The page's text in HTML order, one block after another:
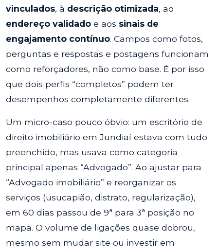
vinculados, à descrição otimizada, ao
endereço validado e aos sinais de
engajamento contínuo. Campos como fotos,
perguntas e respostas e postagens funcionam
como reforçadores, não como base. É por isso
que dois perfis “completos” podem ter
desempenhos completamente diferentes.
Um micro-caso pouco óbvio: um escritório de
direito imobiliário em Jundiaí estava com tudo
preenchido, mas usava como categoria
principal apenas “Advogado”. Ao ajustar para
“Advogado imobiliário” e reorganizar os
serviços (usucapião, distrato, regularização),
em 60 dias passou de 9ª para 3ª posição no
mapa. O volume de ligações quase dobrou,
mesmo sem mudar site ou investir em